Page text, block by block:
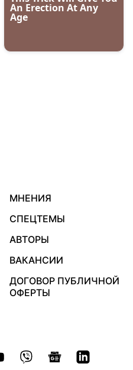
МНЕНИЯ
СПЕЦТЕМЫ
АВТОРЫ
ВАКАНСИИ
ДОГОВОР ПУБЛИЧНОЙ
ОФЕРТЫ